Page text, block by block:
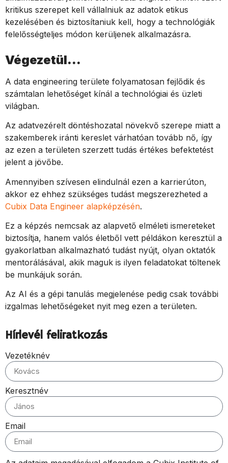
kritikus szerepet kell vállalniuk az adatok etikus
kezelésében és biztosítaniuk kell, hogy a technológiák
felelősségteljes módon kerüljenek alkalmazásra.
Végezetül…
A data engineering területe folyamatosan fejlődik és
számtalan lehetőséget kínál a technológiai és üzleti
világban.
Az adatvezérelt döntéshozatal növekvő szerepe miatt a
szakemberek iránti kereslet várhatóan tovább nő, így
az ezen a területen szerzett tudás értékes befektetést
jelent a jövőbe.
Amennyiben szívesen elindulnál ezen a karrierúton,
akkor ez ehhez szükséges tudást megszerezheted a
Cubix Data Engineer alapképzésén.
Ez a képzés nemcsak az alapvető elméleti ismereteket
biztosítja, hanem valós életből vett példákon keresztül a
gyakorlatban alkalmazható tudást nyújt, olyan oktatók
mentorálásával, akik maguk is ilyen feladatokat töltenek
be munkájuk során.
Az AI és a gépi tanulás megjelenése pedig csak további
izgalmas lehetőségeket nyit meg ezen a területen.
Hírlevél feliratkozás
Vezetéknév
Keresztnév
Email